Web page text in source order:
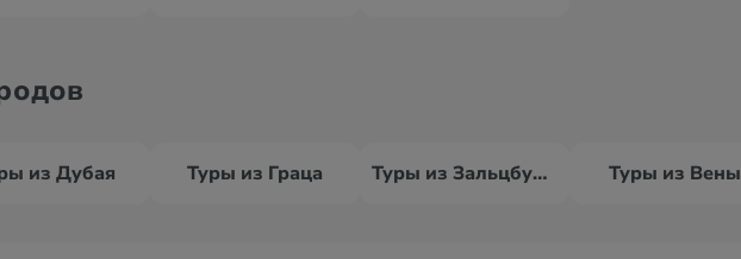
из Дубая Туры из Граца Туры из Зальцбурга Туры из Вены